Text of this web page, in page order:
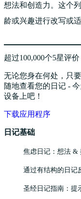
想法和创造力。这个
龄或兴趣进行改写或适
超过100,000个5星评价
无论您身在何处，只
随地查看您的日记 -
设备上吧！
下载应用程序
日记基础
焦虑日记：想法 &
通过有结构的日记
圣经日记指南：提